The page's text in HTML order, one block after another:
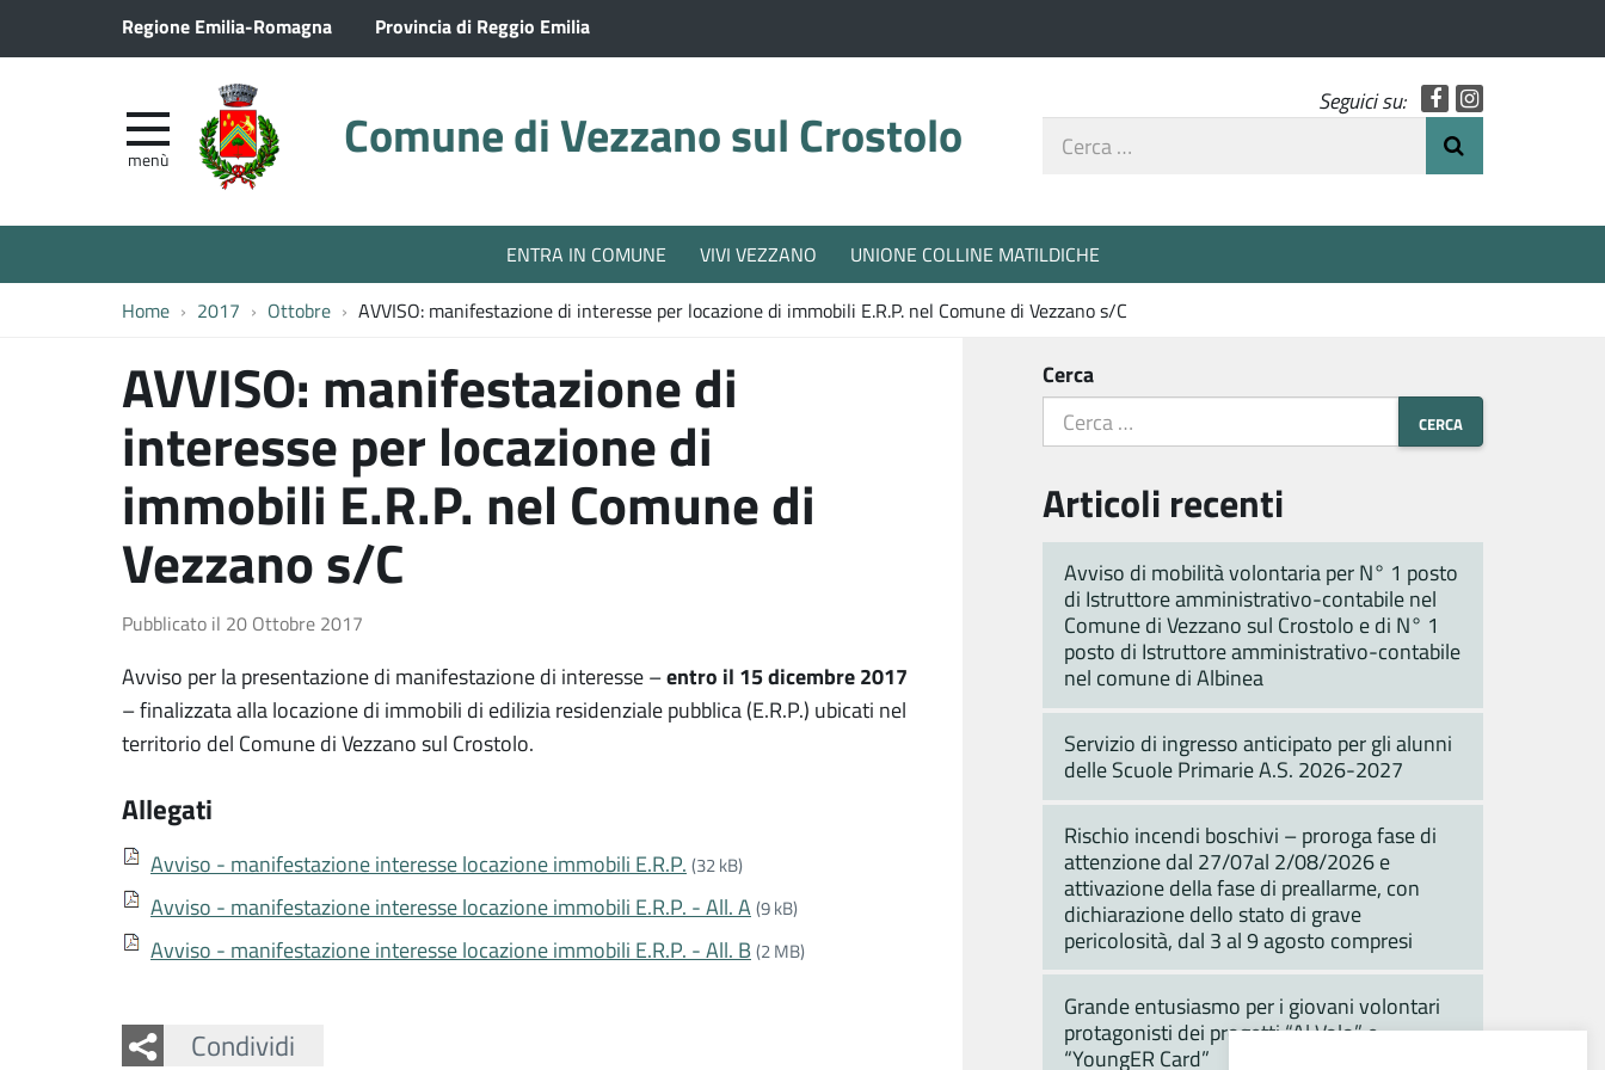
Regione Emilia-Romagna Provincia di Reggio Emilia
Comune di Vezzano sul Crostolo
menù
Seguici su: Facebook
Cerca
ENTRA IN COMUNE VIVI VEZZANO UNIONE COLLINE MATILDICHE
Home 2017 Ottobre AVVISO: manifestazione di interesse per locazione di immobili E.R.P. nel Comune di Vezzano s/C
AVVISO: manifestazione di
interesse per locazione di
immobili E.R.P. nel Comune di
Vezzano s/C
Pubblicato il 20 Ottobre 2017
Avviso per la presentazione di manifestazione di interesse –entro il 15 dicembre 2017
– finalizzata alla locazione di immobili di edilizia residenziale pubblica (E.R.P.) ubicati nel
territorio del Comune di Vezzano sul Crostolo.
Allegati
Avviso - manifestazione interesse locazione immobili E.R.P. (32 kB)
Avviso - manifestazione interesse locazione immobili E.R.P. - All. A(9 kB)
Avviso - manifestazione interesse locazione immobili E.R.P. - All. B(2 MB)
Condividi
Facebook
Twitter
Whatsapp
Cerca
Articoli recenti
Avviso di mobilità volontaria per N° 1 posto
di Istruttore amministrativo-contabile nel
Comune di Vezzano sul Crostolo e di N° 1
posto di Istruttore amministrativo-contabile
nel comune di Albinea
Servizio di ingresso anticipato per gli alunni
delle Scuole Primarie A.S. 2026-2027
Rischio incendi boschivi – proroga fase di
attenzione dal 27/07al 2/08/2026 e
attivazione della fase di preallarme, con
dichiarazione dello stato di grave
pericolosità, dal 3 al 9 agosto compresi
Grande entusiasmo per i giovani volontari
protagonisti dei progetti “Al Volo” e
“YoungER Card”